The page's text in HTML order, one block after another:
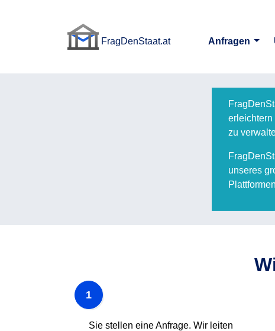
FragDenStaat.at
Anfragen
erleichtern
zu
unseres
1
Sie stellen eine Anfrage. Wir leiten